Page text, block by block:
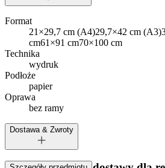
Format
21×29,7 cm (A4)29,7×42 cm (A3)
cm61×91 cm70×100 cm
Technika
wydruk
Podłoże
papier
Oprawa
bez ramy
Dostawa & Zwroty